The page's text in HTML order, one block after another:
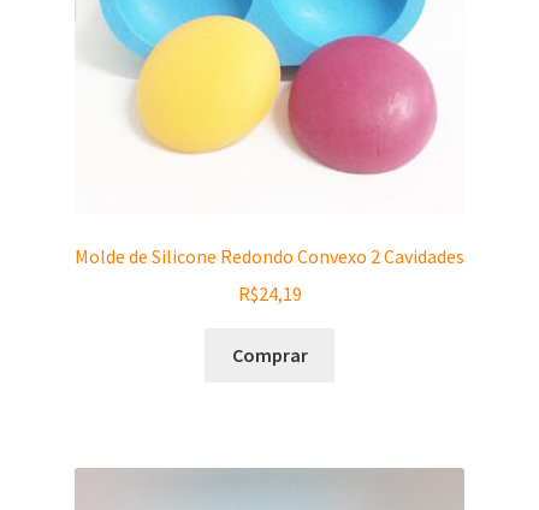
Molde de Silicone Redondo Convexo 2 Cavidades
R$24,19
Comprar